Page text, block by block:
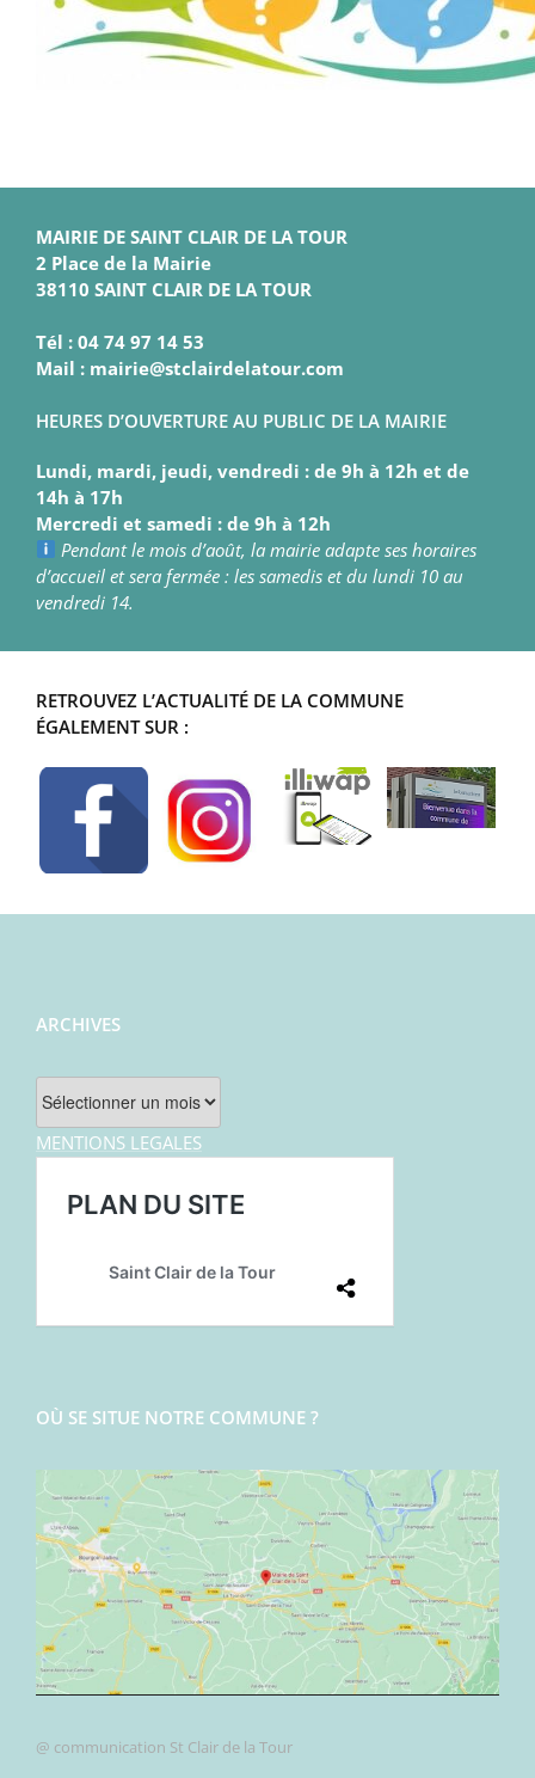
MAIRIE DE SAINT CLAIR DE LA TOUR
2 Place de la Mairie
38110 SAINT CLAIR DE LA TOUR
Tél : 04 74 97 14 53
Mail : mairie@stclairdelatour.com
HEURES D’OUVERTURE AU PUBLIC DE LA MAIRIE
Lundi, mardi, jeudi, vendredi : de 9h à 12h et de
14h à 17h
Mercredi et samedi : de 9h à 12h
Pendant le mois d’août, la mairie adapte ses horaires
d’accueil et sera fermée : les samedis et du lundi 10 au
vendredi 14.
RETROUVEZ L’ACTUALITÉ DE LA COMMUNE
ÉGALEMENT SUR :
ARCHIVES
Archives
MENTIONS LEGALES
OÙ SE SITUE NOTRE COMMUNE ?
@ communication St Clair de la Tour